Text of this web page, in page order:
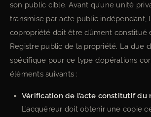
son public cible. Avant qu’une unité
transmise par acte public indépendant,
copropriété doit être dûment constitué
Registre public de la propriété. La due
spécifique pour ce type d’opérations
éléments suivants :
Vérification de l’acte constitutif du
L’acquéreur doit obtenir une copie